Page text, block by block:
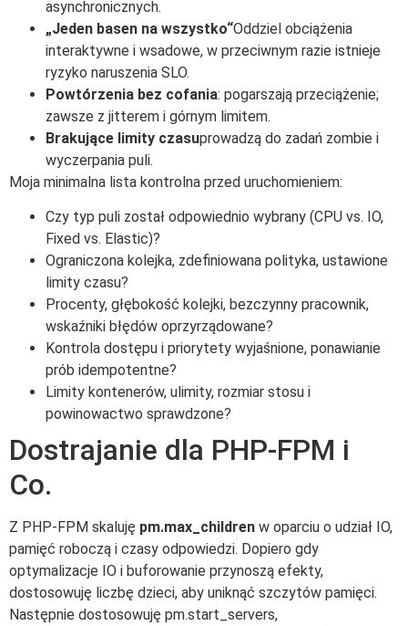
asynchronicznych.
„Jeden basen na wszystko“Oddziel obciążenia
interaktywne i wsadowe, w przeciwnym razie istnieje
ryzyko naruszenia SLO.
Powtórzenia bez cofania: pogarszają przeciążenie;
zawsze z jitterem i górnym limitem.
Brakujące limity czasuprowadzą do zadań zombie i
wyczerpania puli.
Moja minimalna lista kontrolna przed uruchomieniem:
Czy typ puli został odpowiednio wybrany (CPU vs. IO,
Fixed vs. Elastic)?
Ograniczona kolejka, zdefiniowana polityka, ustawione
limity czasu?
Procenty, głębokość kolejki, bezczynny pracownik,
wskaźniki błędów oprzyrządowane?
Kontrola dostępu i priorytety wyjaśnione, ponawianie
prób idempotentne?
Limity kontenerów, ulimity, rozmiar stosu i
powinowactwo sprawdzone?
Dostrajanie dla PHP-FPM i
Co.
Z PHP-FPM skaluję pm.max_children w oparciu o udział IO,
pamięć roboczą i czasy odpowiedzi. Dopiero gdy
optymalizacje IO i buforowanie przynoszą efekty,
dostosowuję liczbę dzieci, aby uniknąć szczytów pamięci.
Następnie dostosowuję pm.start_servers,